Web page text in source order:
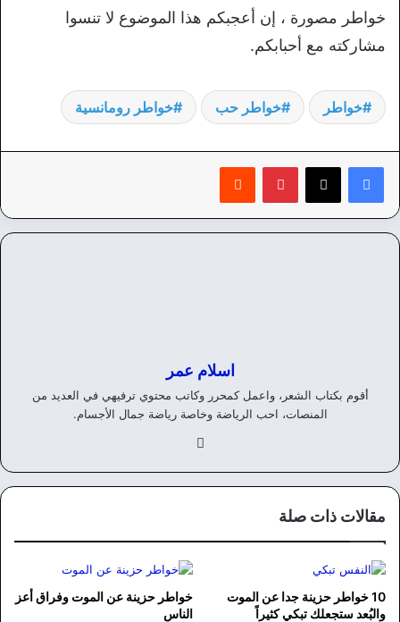
خواطر مصورة ، إن أعجبكم هذا الموضوع لا تنسوا
مشاركته مع أحبابكم.
خواطر خواطر حب خواطر رومانسية
بينتيريست
اسلام عمر
أقوم بكتاب الشعر، واعمل كمحرر وكاتب محتوي ترفيهي في العديد من
المنصات، احب الرياضة وخاصة رياضة جمال الأجسام.
وك
مقالات ذات صلة
10 خواطر حزينة جدا عن الموت
والبُعد ستجعلك تبكي كثيراً
خواطر حزينة عن الموت وفراق أعز
الناس